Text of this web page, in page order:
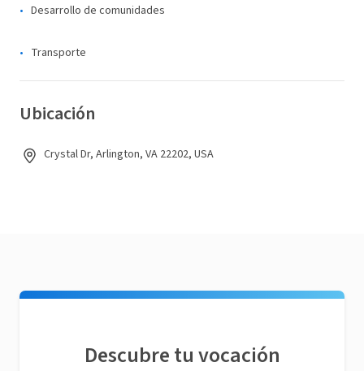
Desarrollo de comunidades
Transporte
Ubicación
Crystal Dr, Arlington, VA 22202, USA
Descubre tu vocación